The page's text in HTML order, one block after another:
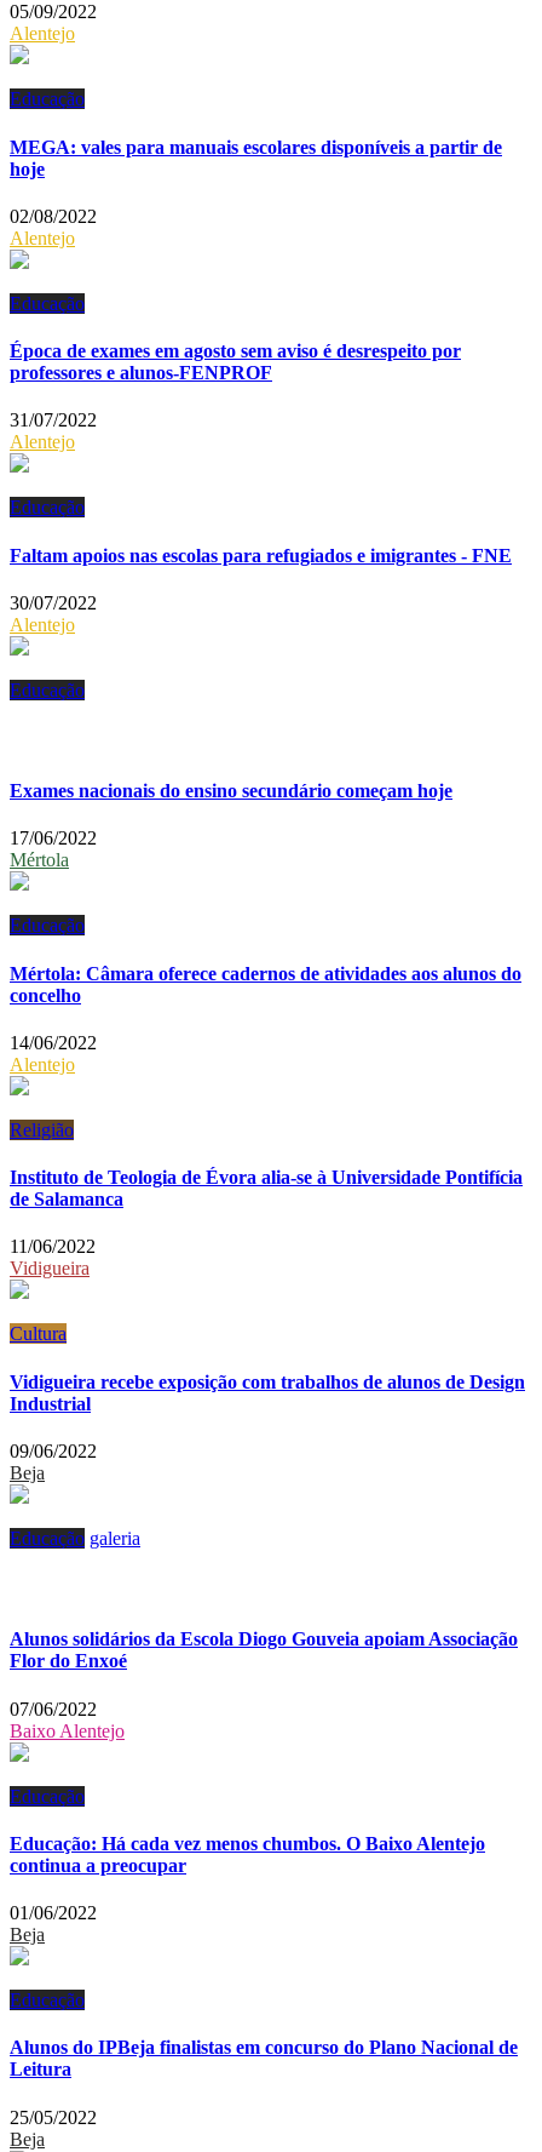
05/09/2022
Alentejo
Educação
MEGA: vales para manuais escolares disponíveis a partir de
hoje
02/08/2022
Alentejo
Educação
Época de exames em agosto sem aviso é desrespeito por
professores e alunos-FENPROF
31/07/2022
Alentejo
Educação
Faltam apoios nas escolas para refugiados e imigrantes - FNE
30/07/2022
Alentejo
Educação
Exames nacionais do ensino secundário começam hoje
17/06/2022
Mértola
Educação
Mértola: Câmara oferece cadernos de atividades aos alunos do
concelho
14/06/2022
Alentejo
Religião
Instituto de Teologia de Évora alia-se à Universidade Pontifícia
de Salamanca
11/06/2022
Vidigueira
Cultura
Vidigueira recebe exposição com trabalhos de alunos de Design
Industrial
09/06/2022
Beja
Educação galeria
Alunos solidários da Escola Diogo Gouveia apoiam Associação
Flor do Enxoé
07/06/2022
Baixo Alentejo
Educação
Educação: Há cada vez menos chumbos. O Baixo Alentejo
continua a preocupar
01/06/2022
Beja
Educação
Alunos do IPBeja finalistas em concurso do Plano Nacional de
Leitura
25/05/2022
Beja